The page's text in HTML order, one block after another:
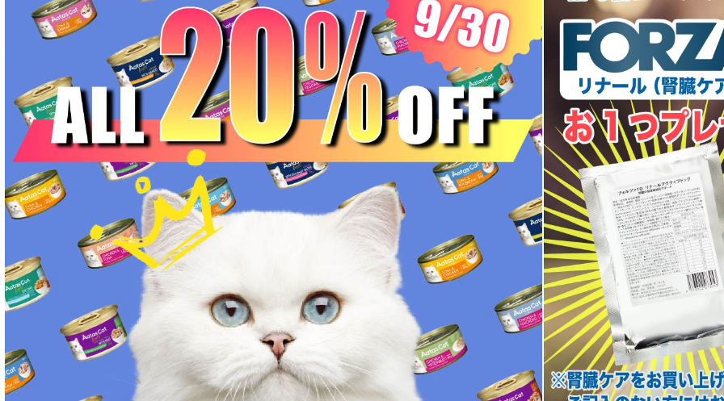
泌尿器ケア対応 フード for DOG
胃腸ケア対応 フード for DOG
口腔内・喉ケア対応商品 犬用
心臓ケア対応ドッグフード
皮膚・被毛ケア対応 フード for DOG
低脂肪 ドライフード for DOG
特集 ドッグフードの涙やけ対策
特集 穀物不使用 ドッグフード（ドライ）